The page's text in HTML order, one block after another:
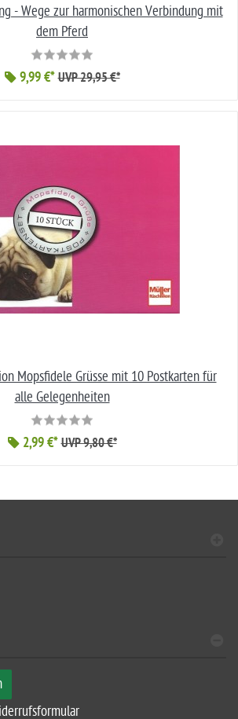
- Wege zur harmonischen Verbindung mit
dem Pferd
9,99 €* UVP 29,95 €*
Mopsfidele Grüsse mit 10 Postkarten für
alle Gelegenheiten
2,99 €* UVP 9,80 €*